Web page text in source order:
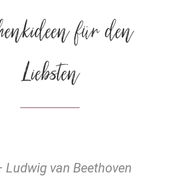
für den
Liebsten
Ludwig van Beethoven